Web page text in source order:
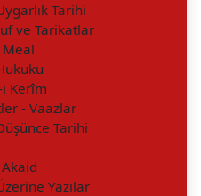
Tarihi
ve Tarikatlar
Meal
Kerîm
- Vaazlar
Tarihi
Yazılar